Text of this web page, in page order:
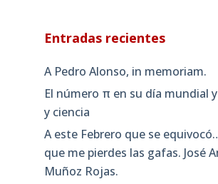
Entradas recientes
A Pedro Alonso, in memoriam.
El número π en su día mundial
y ciencia
A este Febrero que se
que me pierdes las gafas. José
Muñoz Rojas.